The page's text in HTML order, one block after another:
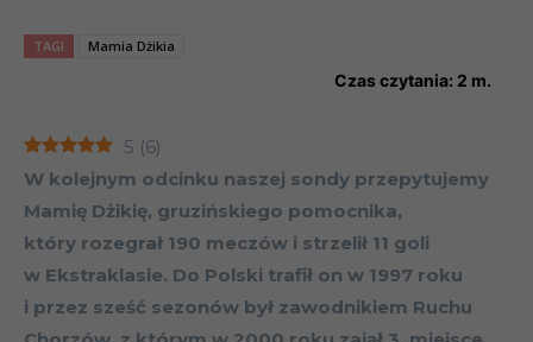
TAGI Mamia Dżikia
Czas czytania: 2 m.
5 (6)
W kolejnym odcinku naszej sondy przepytujemy
Mamię Dżikię, gruzińskiego pomocnika,
który rozegrał 190 meczów i strzelił 11 goli
w Ekstraklasie. Do Polski trafił on w 1997 roku
i przez sześć sezonów był zawodnikiem Ruchu